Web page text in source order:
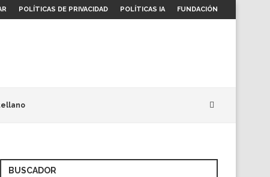
POLÍTICAS DE PRIVACIDAD POLÍTICAS IA FUNDACIÓN
BUSCADOR